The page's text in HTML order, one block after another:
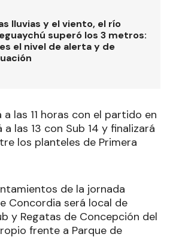
lluvias y el viento, el río
superó los 3 metros:
el nivel de alerta y de
las 11 horas con el partido en
a las 13 con Sub 14 y finalizará
los planteles de Primera
de la jornada
Concordia será local de
y Regatas de Concepción del
frente a Parque de